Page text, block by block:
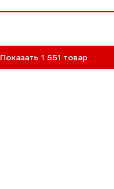
Показать 1 551 товар